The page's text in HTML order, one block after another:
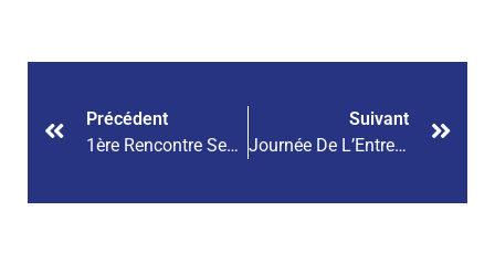
Précédent
1ère Rencontre Semestrielle 2025 Entre La BCEAO Et Le CNPM
Suivant
Journée De L’Entrepreneuriat : Le CNPM Et L’Ambassade Des Pays-Bas, Ensemble Pour Renforcer L’écosystème Entrepreneurial Au Mali